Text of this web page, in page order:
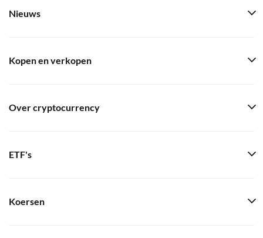
Nieuws
Kopen en verkopen
Over cryptocurrency
ETF's
Koersen